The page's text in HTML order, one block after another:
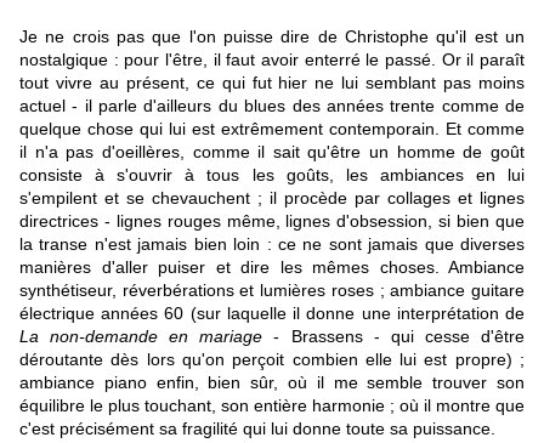
Je ne crois pas que l'on puisse dire de Christophe qu'il est un
nostalgique : pour l'être, il faut avoir enterré le passé. Or il paraît
tout vivre au présent, ce qui fut hier ne lui semblant pas moins
actuel - il parle d'ailleurs du blues des années trente comme de
quelque chose qui lui est extrêmement contemporain. Et comme
il n'a pas d'oeillères, comme il sait qu'être un homme de goût
consiste à s'ouvrir à tous les goûts, les ambiances en lui
s'empilent et se chevauchent ; il procède par collages et lignes
directrices - lignes rouges même, lignes d'obsession, si bien que
la transe n'est jamais bien loin : ce ne sont jamais que diverses
manières d'aller puiser et dire les mêmes choses. Ambiance
synthétiseur, réverbérations et lumières roses ; ambiance guitare
électrique années 60 (sur laquelle il donne une interprétation de
La non-demande en mariage - Brassens - qui cesse d'être
déroutante dès lors qu'on perçoit combien elle lui est propre) ;
ambiance piano enfin, bien sûr, où il me semble trouver son
équilibre le plus touchant, son entière harmonie ; où il montre que
c'est précisément sa fragilité qui lui donne toute sa puissance.